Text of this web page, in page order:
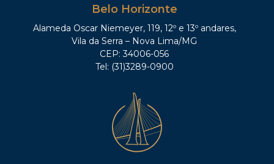
Belo Horizonte
Alameda Oscar Niemeyer, 119, 12º e 13º andares,
Vila da Serra – Nova Lima/MG
CEP: 34006-056
Tel: (31)3289-0900